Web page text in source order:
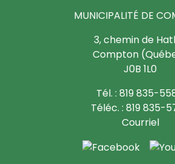
MUNICIPALITÉ DE
3, chemin de
Compton
J0B 1L0
Tél. : 819 835-
Téléc. : 819 835-
Courriel